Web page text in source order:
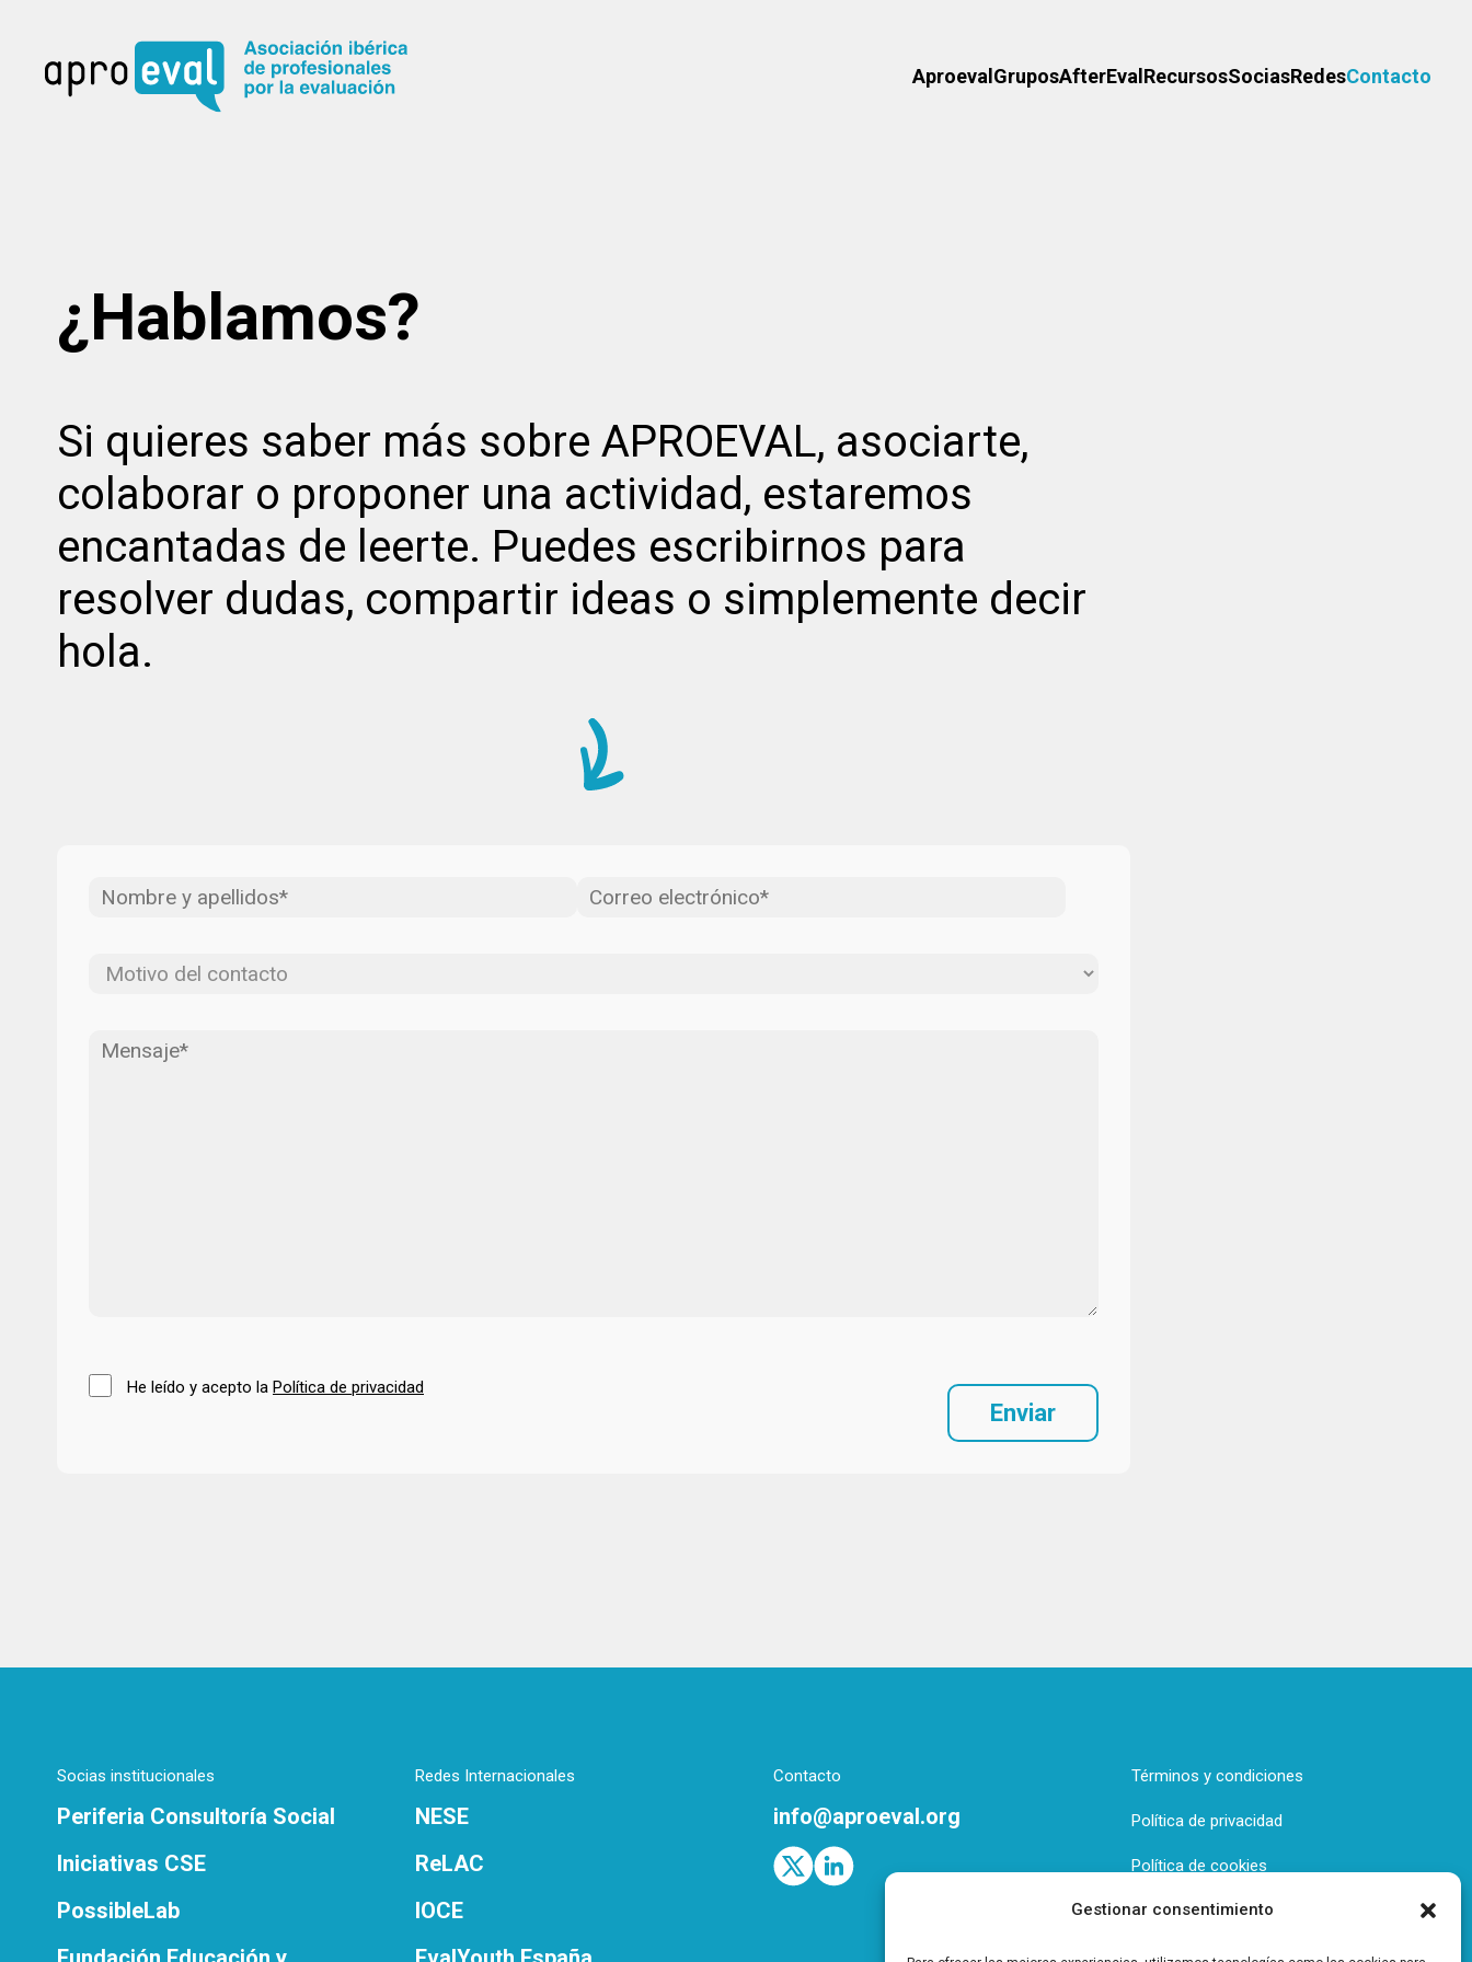
Gestionar consentimiento
Aproeval GruposAfterEval RecursosSociasRedesContacto
¿Hablamos?
Si quieres saber más sobre APROEVAL, asociarte,
colaborar o proponer una actividad, estaremos
encantadas de leerte. Puedes escribirnos para
resolver dudas, compartir ideas o simplemente decir
hola.
He leído y acepto la Política de privacidad
Socias institucionales
Periferia Consultoría Social
Iniciativas CSE
PossibleLab
Redes Internacionales
NESE
ReLAC
IOCE
Contacto
info@aproeval.org
Términos y condiciones
Política de privacidad
Política de cookies